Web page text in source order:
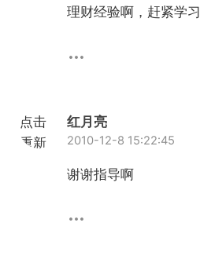
理财经验啊，赶紧学习
点击
重新
红月亮
2010-12-8 15:22:45
谢谢指导啊